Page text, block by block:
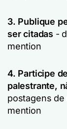
3. Publique
ser citadas -
mention
4. Participe
palestrante,
postagens de
mention